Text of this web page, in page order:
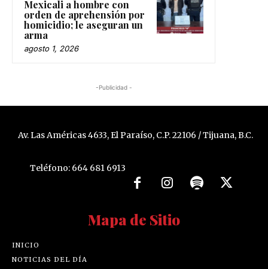
Mexicali a hombre con
orden de aprehensión por
homicidio; le aseguran un
arma
agosto 1, 2026
-Publicidad -
Av. Las Américas 4633, El Paraíso, C.P. 22106 / Tijuana, B.C.
Teléfono: 664 681 6913
Mapa de Sitio
INICIO
NOTICIAS DEL DÍA